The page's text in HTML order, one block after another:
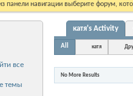
панели навигации выберите форум,
все
темы
катя's Activity
All катя
No More Results